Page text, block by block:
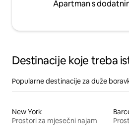
Apartman s
Destinacije koje treba
Popularne destinacije za duže
New York
Prostori za mjesečni najam